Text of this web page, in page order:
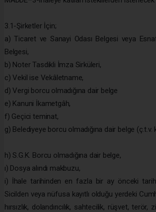
3.1-Şirketler İçin;
a) Ticaret ve Sanayi Odası Belgesi veya
Belgesi,
b) Noter Tasdikli İmza Sirküleri,
c) Vekil ise Vekâletname,
d) Vergi borcu olmadığına dair belge
e) Kanuni İkametgâh,
f) Geçici teminat,
g) Belediyeye borcu olmadığına dair belge (ç.t.v.
h) S.G.K. Borcu olmadığına dair belge,
ı) Dosya alındı makbuzu,
i) İhale tarihinden en fazla bir ay önceki
Sicilden veya nüfusa kayıtlı olduğu yerdeki
hırsızlık, dolandırıcılık, sahtecilik, rüşvet,